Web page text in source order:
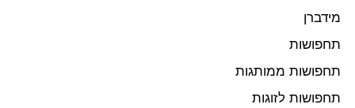
מידברן
תחפושות
תחפושות ממותגות
תחפושות לזוגות